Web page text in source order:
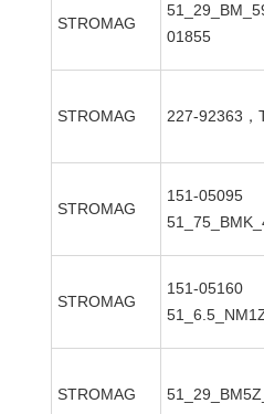
STROMAG
01855
STROMAG 227-92363，
STROMAG
151-05095
STROMAG
151-05160
STROMAG